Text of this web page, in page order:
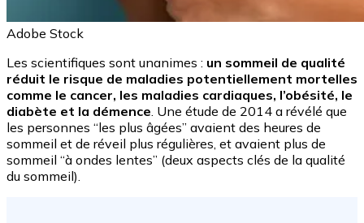
Adobe Stock
Les scientifiques sont unanimes : un sommeil de qualité
réduit le risque de maladies potentiellement mortelles
comme le cancer, les maladies cardiaques, l’obésité, le
diabète et la démence . Une étude de 2014 a révélé que
les personnes “les plus âgées” avaient des heures de
sommeil et de réveil plus régulières, et avaient plus de
sommeil “à ondes lentes” (deux aspects clés de la qualité
du sommeil).